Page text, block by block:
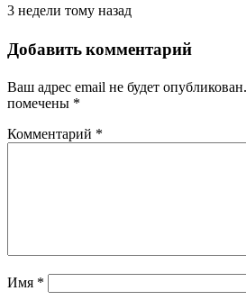
3 недели тому назад
Добавить комментарий
Ваш адрес email не будет опубликован.
помечены *
Комментарий *
Имя *